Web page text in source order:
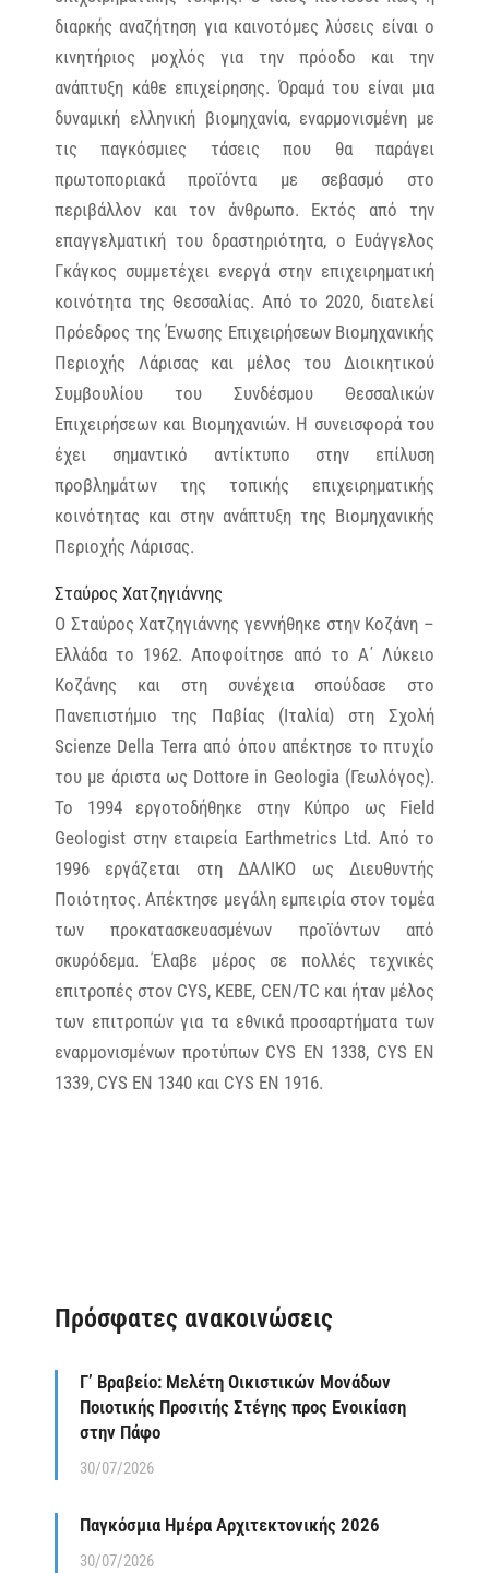
διαρκής αναζήτηση για καινοτόμες λύσεις είναι ο
κινητήριος μοχλός για την πρόοδο και την
ανάπτυξη κάθε επιχείρησης. Όραμά του είναι μια
δυναμική ελληνική βιομηχανία, εναρμονισμένη με
τις παγκόσμιες τάσεις που θα παράγει
πρωτοποριακά προϊόντα με σεβασμό στο
περιβάλλον και τον άνθρωπο. Εκτός από την
επαγγελματική του δραστηριότητα, ο Ευάγγελος
Γκάγκος συμμετέχει ενεργά στην επιχειρηματική
κοινότητα της Θεσσαλίας. Από το 2020, διατελεί
Πρόεδρος της Ένωσης Επιχειρήσεων Βιομηχανικής
Περιοχής Λάρισας και μέλος του Διοικητικού
Συμβουλίου του Συνδέσμου Θεσσαλικών
Επιχειρήσεων και Βιομηχανιών. Η συνεισφορά του
έχει σημαντικό αντίκτυπο στην επίλυση
προβλημάτων της τοπικής επιχειρηματικής
κοινότητας και στην ανάπτυξη της Βιομηχανικής
Περιοχής Λάρισας.
Σταύρος Χατζηγιάννης
O Σταύρος Χατζηγιάννης γεννήθηκε στην Κοζάνη –
Ελλάδα το 1962. Αποφοίτησε από το Α΄ Λύκειο
Κοζάνης και στη συνέχεια σπούδασε στο
Πανεπιστήμιο της Παβίας (Ιταλία) στη Σχολή
Scienze Della Terra από όπου απέκτησε το πτυχίο
του με άριστα ως Dottore in Geologia (Γεωλόγος).
Το 1994 εργοτοδήθηκε στην Κύπρο ως Field
Geologist στην εταιρεία Earthmetrics Ltd. Από το
1996 εργάζεται στη ΔΑΛΙΚΟ ως Διευθυντής
Ποιότητoς. Απέκτησε μεγάλη εμπειρία στον τομέα
των προκατασκευασμένων προϊόντων από
σκυρόδεμα. Έλαβε μέρος σε πολλές τεχνικές
επιτροπές στον CYS, ΚΕΒΕ, CΕΝ/TC και ήταν μέλος
των επιτροπών για τα εθνικά προσαρτήματα των
εναρμονισμένων προτύπων CYS EN 1338, CYS EN
1339, CYS EN 1340 και CYS EN 1916.
Πρόσφατες ανακοινώσεις
Γ’ Βραβείο: Μελέτη Οικιστικών Μονάδων
Ποιοτικής Προσιτής Στέγης προς Ενοικίαση
στην Πάφο
30/07/2026
Παγκόσμια Ημέρα Αρχιτεκτονικής 2026
30/07/2026